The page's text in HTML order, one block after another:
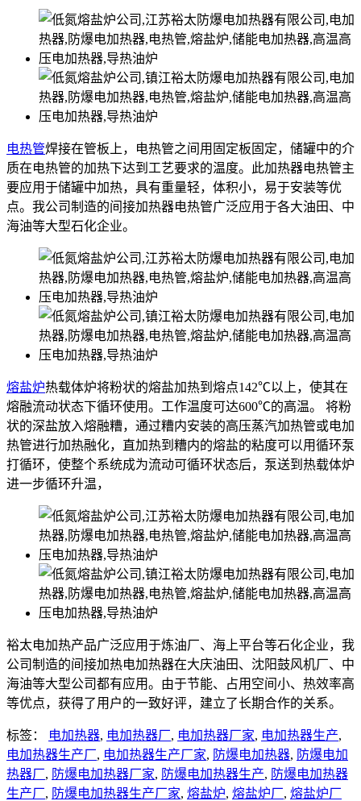
电热管焊接在管板上，电热管之间用固定板固定，储罐中的介
质在电热管的加热下达到工艺要求的温度。此加热器电热管主
要应用于储罐中加热，具有重量轻，体积小，易于安装等优
点。我公司制造的间接加热器电热管广泛应用于各大油田、中
海油等大型石化企业。
熔盐炉热载体炉将粉状的熔盐加热到熔点142℃以上，使其在
熔融流动状态下循环使用。工作温度可达600℃的高温。 将粉
状的深盐放入熔融糟，通过糟内安装的高压蒸汽加热管或电加
热管进行加热融化，直加热到糟内的熔盐的粘度可以用循环泵
打循环，使整个系统成为流动可循环状态后，泵送到热载体炉
进一步循环升温，
裕太电加热产品广泛应用于炼油厂、海上平台等石化企业，我
公司制造的间接加热电加热器在大庆油田、沈阳鼓风机厂、中
海油等大型公司都有应用。由于节能、占用空间小、热效率高
等优点，获得了用户的一致好评，建立了长期合作的关系。
标签： 电加热器, 电加热器厂, 电加热器厂家, 电加热器生产,
电加热器生产厂, 电加热器生产厂家, 防爆电加热器, 防爆电加
热器厂, 防爆电加热器厂家, 防爆电加热器生产, 防爆电加热器
生产厂, 防爆电加热器生产厂家, 熔盐炉, 熔盐炉厂, 熔盐炉厂